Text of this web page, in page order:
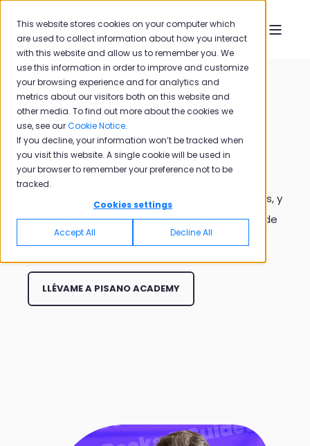
This website stores cookies on your computer which
are used to collect information about how you interact
with this website and allow us to remember you. We
use this information in order to improve and customize
your browsing experience and for analytics and
metrics about our visitors both on this website and
other media. To find out more about the cookies we
use, see ourCookie Notice.
If you decline, your information won’t be tracked when
you visit this website. A single cookie will be used in
your browser to remember your preference not to be
tracked.
Cookies settings
Accept All Decline All
Guías y E-Books
Guía paso a paso para resolver los desafíos
diarios y de largo plazo de la gestión de la
experiencia, estrategias y perspectivas nuevas, y
marcos accionables para diseñar programas de
LLÉVAME A PISANO ACADEMY